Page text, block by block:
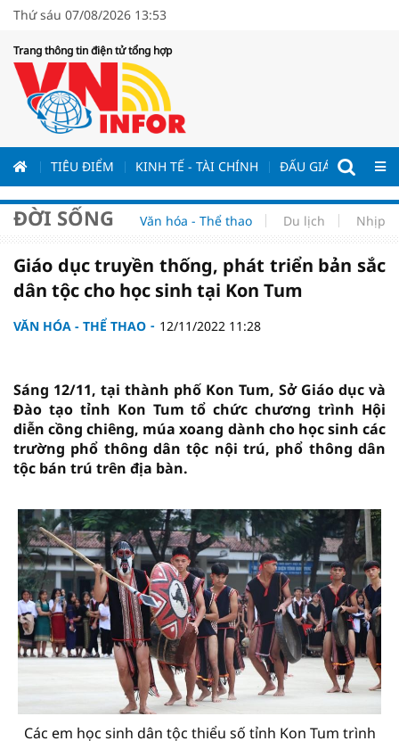
Thứ sáu 07/08/2026 13:53
Trang thông tin điện tử tổng hợp
TIÊU ĐIỂM KINH TẾ - TÀI CHÍNH ĐẤU GIÁ - ĐẤU
ĐỜI SỐNG Văn hóa - Thể thao Du lịch Nhịp
Giáo dục truyền thống, phát triển bản sắc
dân tộc cho học sinh tại Kon Tum
VĂN HÓA - THỂ THAO 12/11/2022 11:28
Sáng 12/11, tại thành phố Kon Tum, Sở Giáo dục và
Đào tạo tỉnh Kon Tum tổ chức chương trình Hội
diễn cồng chiêng, múa xoang dành cho học sinh các
trường phổ thông dân tộc nội trú, phổ thông dân
tộc bán trú trên địa bàn.
Các em học sinh dân tộc thiểu số tỉnh Kon Tum trình